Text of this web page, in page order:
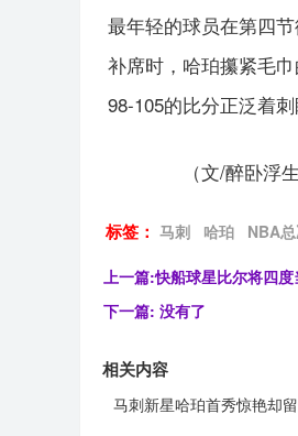
最年轻的球员在第四
补席时，哈珀攥紧毛
98-105的比分正泛着刺
（文/醉卧浮生
标签： 马刺 哈珀 NBA
上一篇:快船球星比尔将四
下一篇: 没有了
相关内容
马刺新星哈珀首秀惊艳却